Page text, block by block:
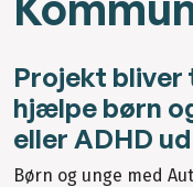
Projekt bliver
hjælpe børn
eller ADHD
Børn og unge med